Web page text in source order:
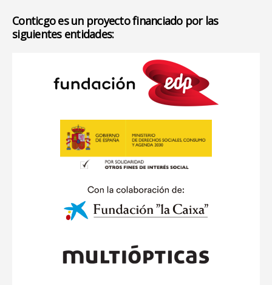
Conticgo es un proyecto financiado por las
siguientes entidades: